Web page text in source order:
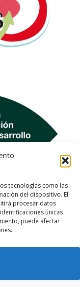
tecnologías como las
del dispositivo. El
procesar datos
únicas
puede afectar